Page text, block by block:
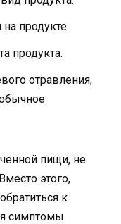
продукте.
продукта.
отравления,
пищи, не
этого,
к
симптомы